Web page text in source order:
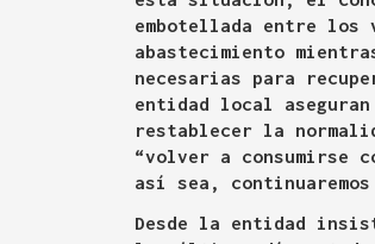
embotellada entre los
abastecimiento
necesarias para
entidad local
restablecer la
“volver a consumirse
así sea,
Desde la entidad